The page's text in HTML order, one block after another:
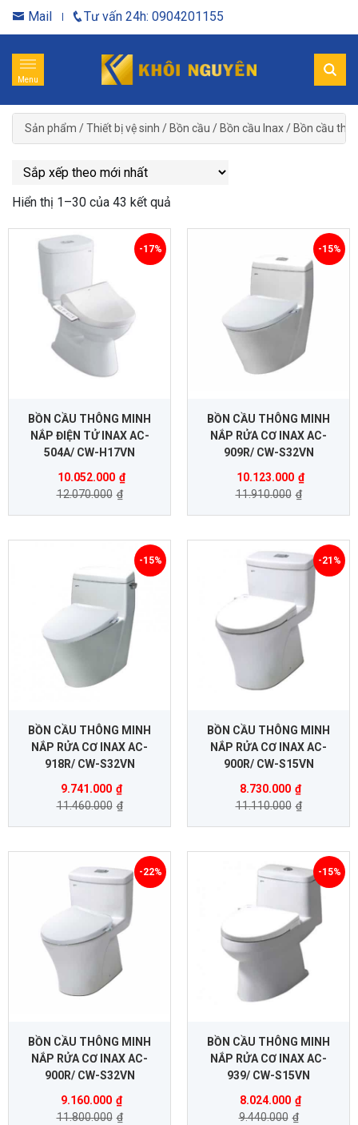
Mail Tư vấn 24h: 0904201155
Menu
Sản phẩm /Thiết bị vệ sinh / Bồn cầu / Bồn cầu Inax/ Bồn cầu
Hiển thị 1–30 của 43 kết quả
BỒN CẦU THÔNG MINH
NẮP ĐIỆN TỬ INAX AC-
504A/ CW-H17VN
10.052.000 ₫
12.070.000 ₫
-17%
BỒN CẦU THÔNG MINH
NẮP RỬA CƠ INAX AC-
909R/ CW-S32VN
10.123.000 ₫
11.910.000 ₫
-15%
BỒN CẦU THÔNG MINH
NẮP RỬA CƠ INAX AC-
918R/ CW-S32VN
9.741.000 ₫
11.460.000 ₫
-15%
BỒN CẦU THÔNG MINH
NẮP RỬA CƠ INAX AC-
900R/ CW-S15VN
8.730.000 ₫
11.110.000 ₫
-21%
BỒN CẦU THÔNG MINH
NẮP RỬA CƠ INAX AC-
900R/ CW-S32VN
9.160.000 ₫
11.800.000 ₫
-22%
BỒN CẦU THÔNG MINH
NẮP RỬA CƠ INAX AC-
939/ CW-S15VN
8.024.000 ₫
9.440.000 ₫
-15%